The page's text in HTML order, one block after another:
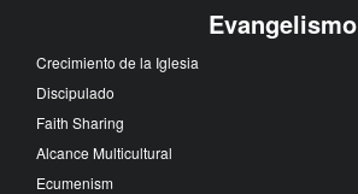
Evangelismo
Crecimiento de la Iglesia
Discipulado
Faith Sharing
Alcance Multicultural
Ecumenism